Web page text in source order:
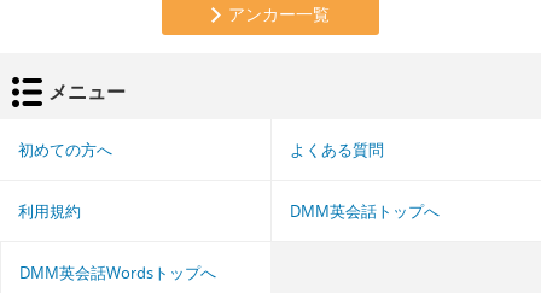
アンカー一覧
メニュー
初めての方へ よくある質問
利用規約 DMM英会話トップへ
DMM英会話Wordsトップへ